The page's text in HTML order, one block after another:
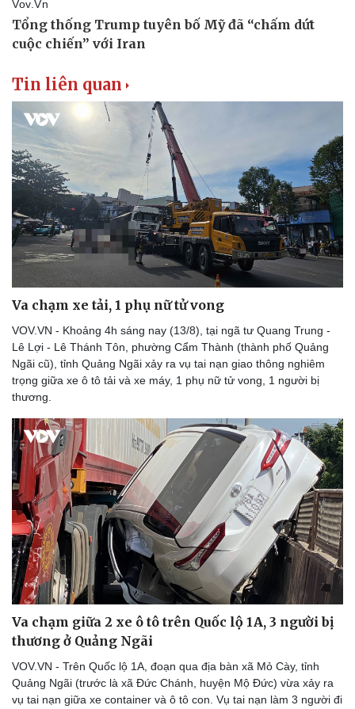
Tin liên quan
Va chạm xe tải, 1 phụ nữ tử vong
VOV.VN - Khoảng 4h sáng nay (13/8), tại ngã tư Quang Trung -
Lê Lợi - Lê Thánh Tôn, phường Cẩm Thành (thành phố Quảng
Ngãi cũ), tỉnh Quảng Ngãi xảy ra vụ tai nạn giao thông nghiêm
trọng giữa xe ô tô tải và xe máy, 1 phụ nữ tử vong, 1 người bị
thương.
Va chạm giữa 2 xe ô tô trên Quốc lộ 1A, 3 người bị
thương ở Quảng Ngãi
VOV.VN - Trên Quốc lộ 1A, đoạn qua địa bàn xã Mỏ Cày, tỉnh
Quảng Ngãi (trước là xã Đức Chánh, huyện Mộ Đức) vừa xảy ra
vụ tai nạn giữa xe container và ô tô con. Vụ tai nạn làm 3 người đi